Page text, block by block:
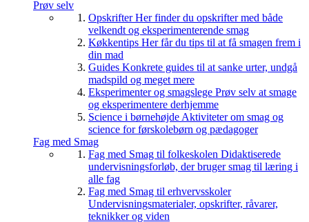
Prøv selv
OpskrifterHer finder du opskrifter med både
velkendt og eksperimenterende smag
Køkkentips Her får du tips til at få smagen frem i
din mad
Guides Konkrete guides til at sanke urter, undgå
madspild og meget mere
Eksperimenter og smagslege Prøv selv at smage
og eksperimentere derhjemme
Science i børnehøjde Aktiviteter om smag og
science for førskolebørn og pædagoger
Fag med Smag
Fag med Smag til folkeskolen Didaktiserede
undervisningsforløb, der bruger smag til læring i
alle fag
Fag med Smag til erhvervsskoler
Undervisningsmaterialer, opskrifter, råvarer,
teknikker og viden